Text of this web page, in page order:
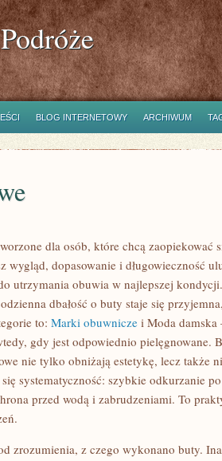
BLOG INTERNETOWY ARCHIWUM
dla osób, które chcą zaopiekować
wygląd, dopasowanie i długowieczność
utrzymania obuwia w najlepszej
dbałość o buty staje się
to: Marki obuwnicze i Moda
gdy jest odpowiednio pielęgnowane.
nie tylko obniżają estetykę, lecz także
systematyczność: szybkie odkurzanie
przed wodą i zabrudzeniami. To
zrozumienia, z czego wykonano buty.